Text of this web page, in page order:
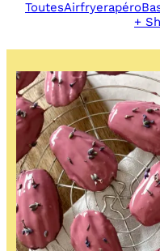
ToutesAirfryerapéro
+